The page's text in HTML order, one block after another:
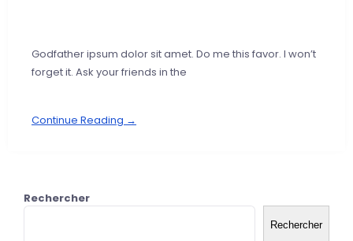
Godfather ipsum dolor sit amet. Do me this favor. I won’t
forget it. Ask your friends in the
Continue Reading →
Rechercher
Rechercher